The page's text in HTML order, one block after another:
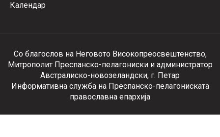
Календар
Со благослов на Неговото Високопреосвештенство,
Митрополит Преспанско-пелагониски и администратор
Австралиско-новозеландски, г. Петар
Информативна служба на Преспанско-пелагониската
православна епархија